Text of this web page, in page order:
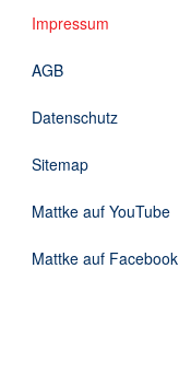
Downloads
Kontakt
Impressum
AGB
Datenschutz
Sitemap
Mattke auf YouTube
Mattke auf Facebook